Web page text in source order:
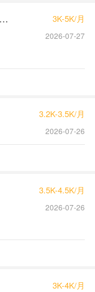
银厨师切配，宝龙大渝 3K-5K/月
2026-07-27
3.2K-3.5K/月
2026-07-26
3.5K-4.5K/月
2026-07-26
3K-4K/月